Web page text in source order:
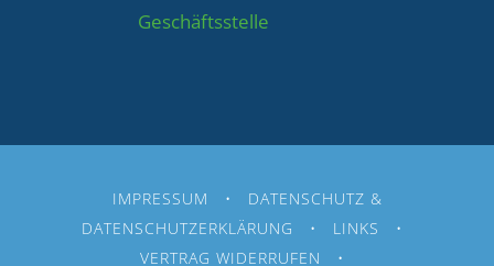
Geschäftsstelle
IMPRESSUM • DATENSCHUTZ &
DATENSCHUTZERKLÄRUNG • LINKS •
VERTRAG WIDERRUFEN •